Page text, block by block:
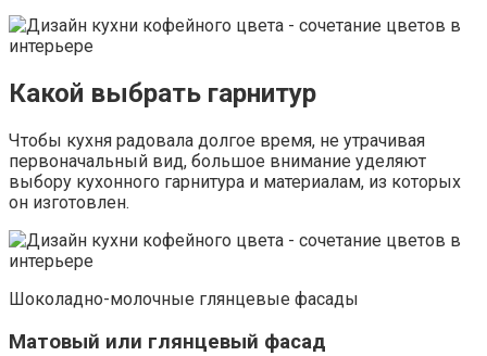
Какой выбрать гарнитур
Чтобы кухня радовала долгое время, не утрачивая
первоначальный вид, большое внимание уделяют
выбору кухонного гарнитура и материалам, из которых
он изготовлен.
Шоколадно-молочные глянцевые фасады
Матовый или глянцевый фасад